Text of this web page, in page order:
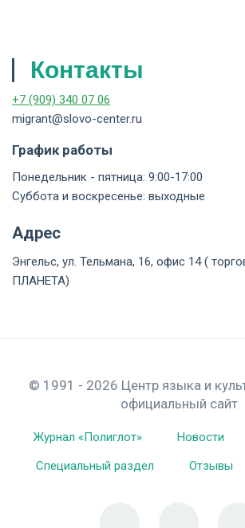
Контакты
+7 (909) 340 07 06
migrant@slovo-center.ru
График работы
Понедельник - пятница: 9:00-17:00
Суббота и воскресенье: выходные
Адрес
Энгельс, ул. Тельмана, 16, офис 14 (
ПЛАНЕТА)
© 1991 - 2026 Центр языка и
официальный сайт
Журнал «Полиглот» Новости
Специальный раздел
Отзывы